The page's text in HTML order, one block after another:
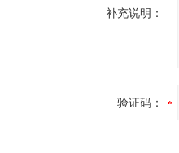
补充说明：
验证码：